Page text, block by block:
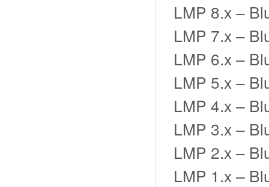
LMP 8.x –
LMP 7.x –
LMP 6.x –
LMP 5.x –
LMP 4.x –
LMP 3.x –
LMP 2.x –
LMP 1.x –